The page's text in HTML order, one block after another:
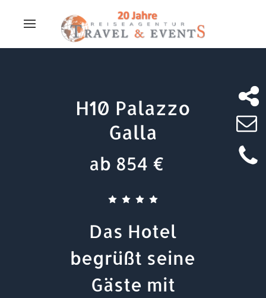
H10 Palazzo
Galla
ab 854 €
Das Hotel
begrüßt seine
Gäste mit